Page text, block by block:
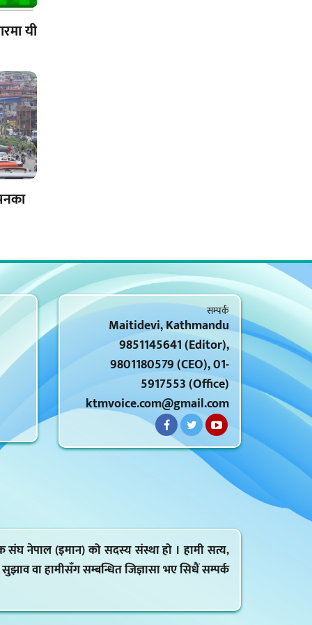
यी
सम्पर्क
Maitidevi, Kathmandu
9851145641 (Editor),
9801180579 (CEO), 01-
5917553 (Office)
ktmvoice.com@gmail.com
संघ नेपाल (इमान) को सदस्य संस्था हो । हामी सत्य,
वा हामीसँग सम्बन्धित जिज्ञासा भए सिधैं सम्पर्क